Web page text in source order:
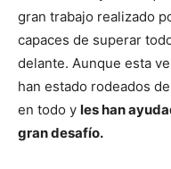
gran trabajo realizado
capaces de superar
delante. Aunque esta
han estado rodeados
en todo y les han
gran desafío.